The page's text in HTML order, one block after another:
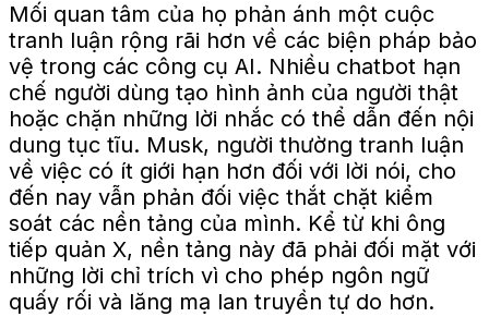
Mối quan tâm của họ phản ánh một cuộc
tranh luận rộng rãi hơn về các biện pháp bảo
vệ trong các công cụ AI. Nhiều chatbot hạn
chế người dùng tạo hình ảnh của người thật
hoặc chặn những lời nhắc có thể dẫn đến nội
dung tục tĩu. Musk, người thường tranh luận
về việc có ít giới hạn hơn đối với lời nói, cho
đến nay vẫn phản đối việc thắt chặt kiểm
soát các nền tảng của mình. Kể từ khi ông
tiếp quản X, nền tảng này đã phải đối mặt với
những lời chỉ trích vì cho phép ngôn ngữ
quấy rối và lăng mạ lan truyền tự do hơn.